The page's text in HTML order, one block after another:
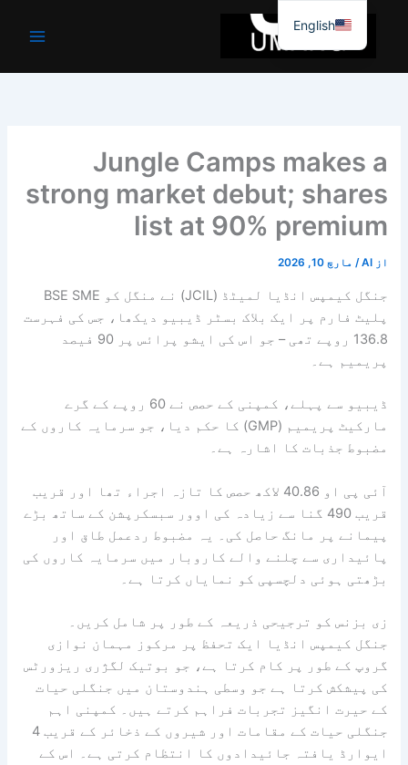
جائیں۔
Jungle Camps makes a
strong market debut; shares
list at 90% premium
از AI
/ مارچ 10, 2026
جنگل کیمپس انڈیا لمیٹڈ (JCIL) نے منگل کو BSE SME
پلیٹ فارم پر ایک بلاک بسٹر ڈیبیو دیکھا، جس کی فہرست
136.8 روپے تھی – جو اس کی ایشو پرائس پر 90 فیصد
پریمیم ہے۔
ڈیبیو سے پہلے، کمپنی کے حصص نے 60 روپے کے گرے
مارکیٹ پریمیم (GMP) کا حکم دیا، جو سرمایہ کاروں کے
مضبوط جذبات کا اشارہ ہے۔
آئی پی او 40.86 لاکھ حصص کا تازہ اجراء تھا اور قریب
قریب 490 گنا سے زیادہ کی اوور سبسکرپشن کے ساتھ بڑے
پیمانے پر مانگ حاصل کی۔ یہ مضبوط ردعمل طاق اور
پائیداری سے چلنے والے کاروبار میں سرمایہ کاروں کی
بڑھتی ہوئی دلچسپی کو نمایاں کرتا ہے۔
زی بزنس کو ترجیحی ذریعہ کے طور پر شامل کریں۔
جنگل کیمپس انڈیا ایک تحفظ پر مرکوز مہمان نوازی
گروپ کے طور پر کام کرتا ہے، جو بوتیک لگژری ریزورٹس
کی پیشکش کرتا ہے جو وسطی ہندوستان میں جنگلی حیات
کے حیرت انگیز تجربات فراہم کرتے ہیں۔ کمپنی اہم
جنگلی حیات کے مقامات اور شیروں کے ذخائر کے قریب 4
ایوارڈ یافتہ جائیدادوں کا انتظام کرتی ہے۔ اس کے
English